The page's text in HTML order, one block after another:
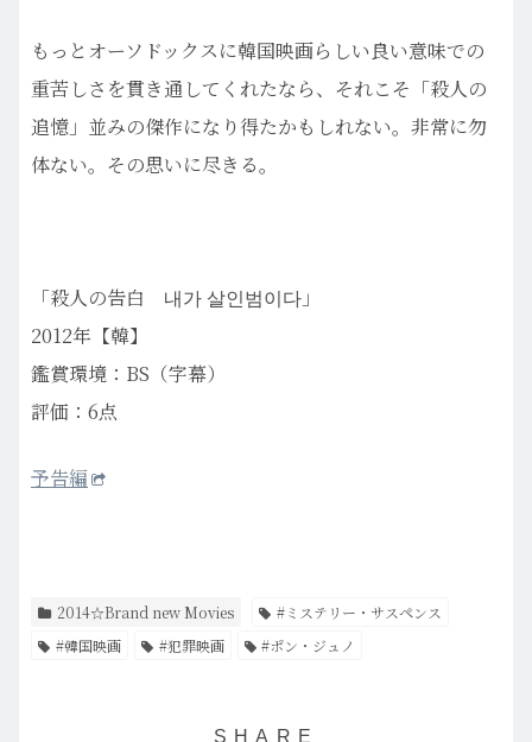
もっとオーソドックスに韓国映画らしい良い意味での
重苦しさを貫き通してくれたなら、それこそ「殺人の
追憶」並みの傑作になり得たかもしれない。非常に勿
体ない。その思いに尽きる。
「殺人の告白 내가 살인범이다」
2012年【韓】
鑑賞環境：BS（字幕）
評価：6点
予告編
2014☆Brand new Movies
#ミステリー・サスペンス
#韓国映画
#犯罪映画 #ポン・ジュノ